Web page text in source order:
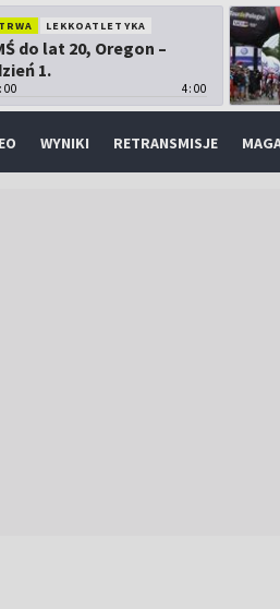
TRWA LEKKOATLETYKA
do lat 20, Oregon –
1.
4:00
WYNIKI RETRANSMISJE